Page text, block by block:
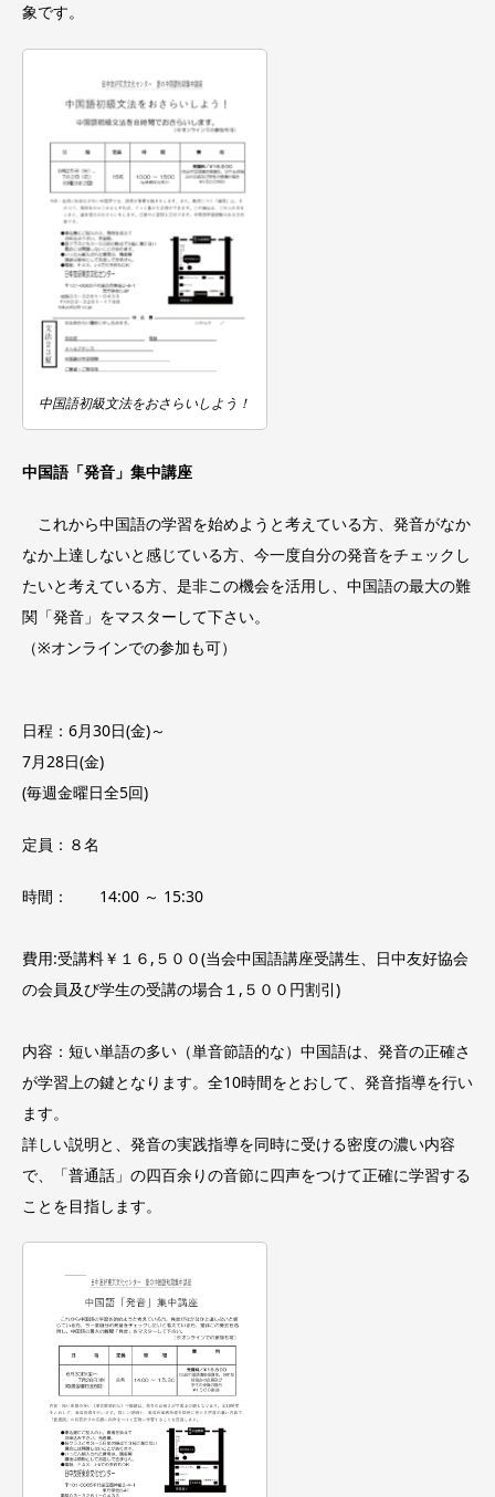
象です。
中国語初級文法をおさらいしよう！
中国語「発音」集中講座
これから中国語の学習を始めようと考えている方、発音がなか
なか上達しないと感じている方、今一度自分の発音をチェックし
たいと考えている方、是非この機会を活用し、中国語の最大の難
関「発音」をマスターして下さい。
（※オンラインでの参加も可）
日程：6月30日(金)～
7月28日(金)
(毎週金曜日全5回)
定員：８名
時間： 14:00 ～ 15:30
費用:受講料￥１６,５００(当会中国語講座受講生、日中友好協会
の会員及び学生の受講の場合１,５００円割引)
内容：短い単語の多い（単音節語的な）中国語は、発音の正確さ
が学習上の鍵となります。全10時間をとおして、発音指導を行い
ます。
詳しい説明と、発音の実践指導を同時に受ける密度の濃い内容
で、「普通話」の四百余りの音節に四声をつけて正確に学習する
ことを目指します。